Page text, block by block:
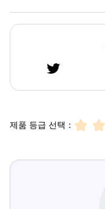
제품 등급 선택：